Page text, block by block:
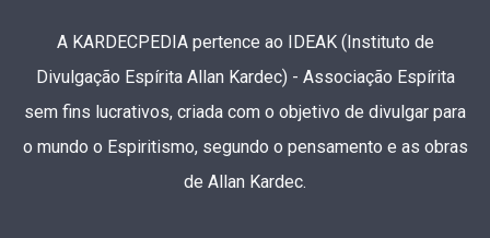
A KARDECPEDIA pertence ao IDEAK (Instituto de
Divulgação Espírita Allan Kardec) - Associação Espírita
sem fins lucrativos, criada com o objetivo de divulgar para
o mundo o Espiritismo, segundo o pensamento e as obras
de Allan Kardec.